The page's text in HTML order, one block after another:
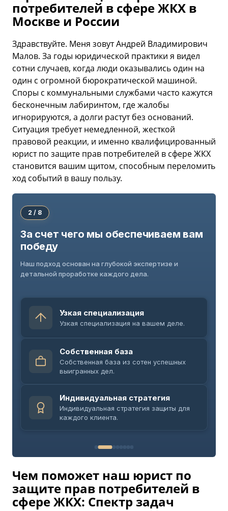
потребителей в сфере ЖКХ в
Москве и России
Здравствуйте. Меня зовут Андрей Владимирович
Малов. За годы юридической практики я видел
сотни случаев, когда люди оказывались один на
один с огромной бюрократической машиной.
Споры с коммунальными службами часто кажутся
бесконечным лабиринтом, где жалобы
игнорируются, а долги растут без оснований.
Ситуация требует немедленной, жесткой
правовой реакции, и именно квалифицированный
юрист по защите прав потребителей в сфере ЖКХ
становится вашим щитом, способным переломить
ход событий в вашу пользу.
2 / 8
За счет чего мы обеспечиваем вам
победу
Наш подход основан на глубокой экспертизе и
детальной проработке каждого дела.
Узкая специализация
Узкая специализация на вашем деле.
Собственная база
Собственная база из сотен успешных
выигранных дел.
Индивидуальная стратегия
Индивидуальная стратегия защиты для
каждого клиента.
Чем поможет наш юрист по
защите прав потребителей в
сфере ЖКХ: Спектр задач